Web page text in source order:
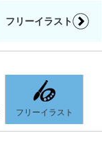
フリーイラスト
フリーイラスト